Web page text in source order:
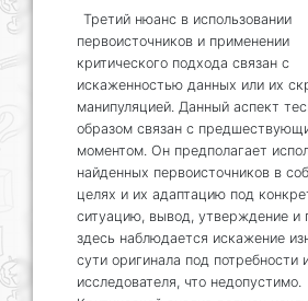
Третий нюанс в использовании
первоисточников и применении
критического подхода связан с
искаженностью данных или их
манипуляцией. Данный аспект
образом связан с
моментом. Он предполагает
найденных первоисточников в
целях и их адаптацию под
ситуацию, вывод, утверждение и
здесь наблюдается искажение
сути оригинала под потребности
исследователя, что недопустимо.